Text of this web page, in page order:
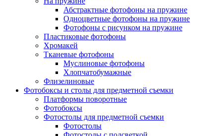
Абстрактные фотофоны на пружине
Одноцветные фотофоны на пружине
Фотофоны с рисунком на пружине
Пластиковые фотофоны
Хромакей
Тканевые фотофоны
Муслиновые фотофоны
Хлопчатобумажные
Флизелиновые
Фотобоксы и столы для предметной съемки
Платформы поворотные
Фотобоксы
Фотостолы для предметной съемки
Фотостолы